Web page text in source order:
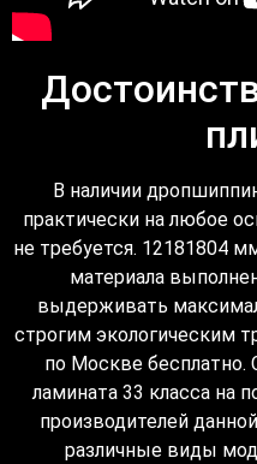
В наличии
практически на любое
не требуется. 12181804
материала
выдерживать
строгим экологическим
по Москве бесплатно.
ламината 33 класса на
производителей
различные виды